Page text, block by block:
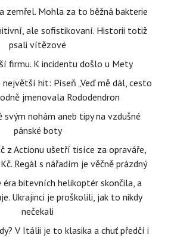
zemřel. Mohla za to běžná bakterie
ale sofistikovaní. Historii totiž
psali vítězové
firmu. K incidentu došlo u Mety
hit: Píseň „Veď mě dál, cesto
jmenovala Rododendron
nohám aneb tipy na vzdušné
pánské boty
z Actionu ušetří tisíce za opraváře,
Regál s nářadím je věčně prázdný
éra bitevních helikoptér skončila, a
Ukrajinci je proškolili, jak to nikdy
nečekali
V Itálii je to klasika a chuť předčí i